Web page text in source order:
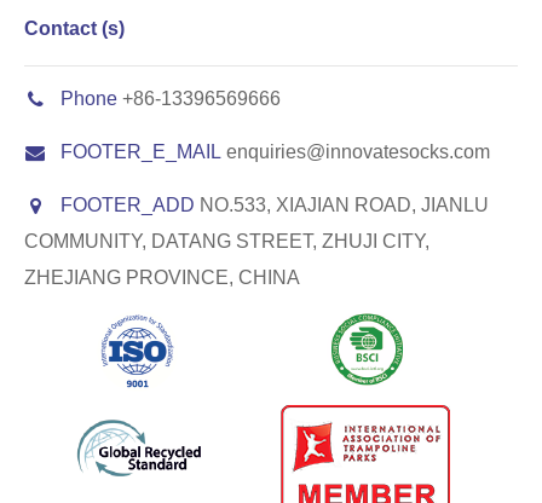
Contact (s)
Phone +86-13396569666
FOOTER_E_MAIL enquiries@innovatesocks.com
FOOTER_ADD NO.533, XIAJIAN ROAD, JIANLU
COMMUNITY, DATANG STREET, ZHUJI CITY,
ZHEJIANG PROVINCE, CHINA